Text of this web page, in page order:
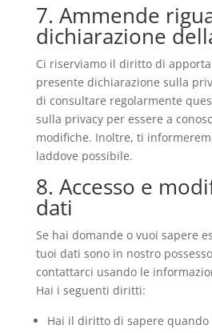
7. Ammende
dichiarazione
Ci riserviamo il diritto di
presente dichiarazione sulla
di consultare regolarmente
sulla privacy per essere a
modifiche. Inoltre, ti
laddove possibile.
8. Accesso e
dati
Se hai domande o vuoi sapere
tuoi dati sono in nostro
contattarci usando le
Hai i seguenti diritti:
Hai il diritto di sapere